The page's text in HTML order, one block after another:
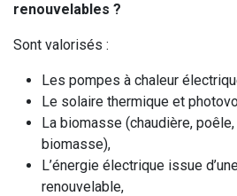
renouvelables ?
Sont valorisés :
Les pompes à chaleur
Le solaire thermique et
La biomasse (chaudière,
biomasse),
L’énergie électrique issue
renouvelable,